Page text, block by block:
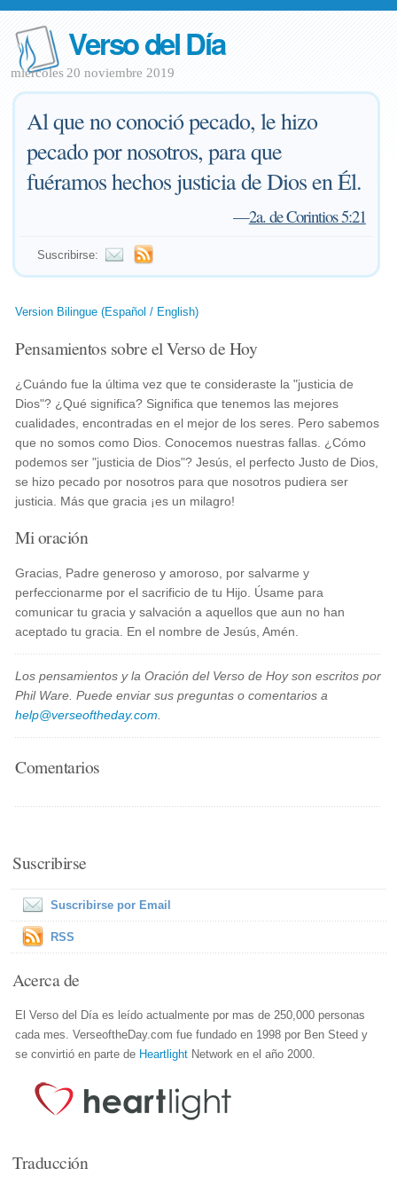
Verso del Día
miércoles 20 noviembre 2019
Al que no conoció pecado, le hizo
pecado por nosotros, para que
fuéramos hechos justicia de Dios en Él.
—2a. de Corintios 5:21
Suscribirse:
Version Bilingue (Español / English)
Pensamientos sobre el Verso de Hoy
¿Cuándo fue la última vez que te consideraste la "justicia de
Dios"? ¿Qué significa? Significa que tenemos las mejores
cualidades, encontradas en el mejor de los seres. Pero sabemos
que no somos como Dios. Conocemos nuestras fallas. ¿Cómo
podemos ser "justicia de Dios"? Jesús, el perfecto Justo de Dios,
se hizo pecado por nosotros para que nosotros pudiera ser
justicia. Más que gracia ¡es un milagro!
Mi oración
Gracias, Padre generoso y amoroso, por salvarme y
perfeccionarme por el sacrificio de tu Hijo. Úsame para
comunicar tu gracia y salvación a aquellos que aun no han
aceptado tu gracia. En el nombre de Jesús, Amén.
Los pensamientos y la Oración del Verso de Hoy son escritos por
Phil Ware. Puede enviar sus preguntas o comentarios a
help@verseoftheday.com
Comentarios
Suscribirse
Suscribirse por Email
RSS
Acerca de
El Verso del Día es leído actualmente por mas de 250,000 personas
cada mes. VerseoftheDay.com fue fundado en 1998 por Ben Steed y
se convirtió en parte de Heartlight Network en el año 2000.
Traducción